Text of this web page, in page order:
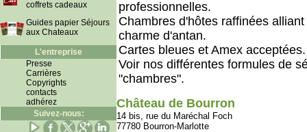
coffrets cadeaux
Guides papier Séjours
aux Chateaux
L'entreprise
Presse
Carrières
Copyrights
contacts
adhérez
Suivez-nous:
professionnelles.
Chambres d'hôtes raffinées
charme d'antan.
Cartes bleues et Amex acceptées.
Voir nos différentes formules de
"chambres".
Château de Bourron
14 bis, rue du Maréchal Foch
77780 Bourron-Marlotte